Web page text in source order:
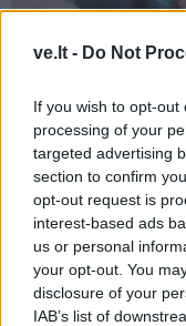
ve.lt - Do Not
If you wish to opt-
processing of your
targeted advertising
section to confirm
opt-out request is
interest-based ads
us or personal
your opt-out. You
disclosure of your
IAB’s list of
Laisvalaikis
Trys įpročiai po 45
suteikia
metų gyvenimo be
demencijos –